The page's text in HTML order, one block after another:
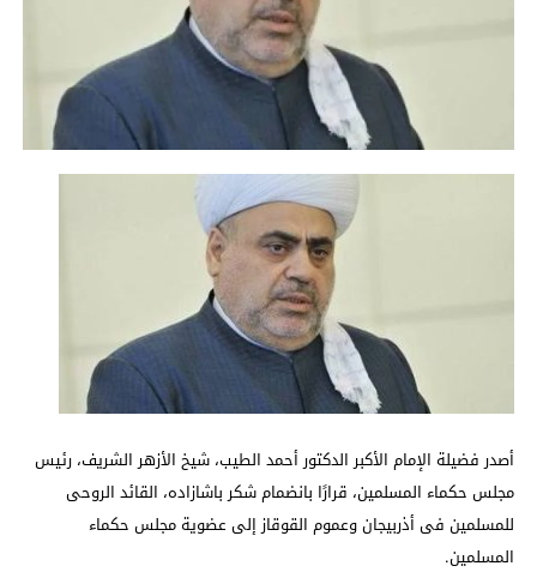
أصدر فضيلة الإمام الأكبر الدكتور أحمد الطيب، شيخ الأزهر الشريف، رئيس
مجلس حكماء المسلمين، قرارًا بانضمام شكر باشازاده، القائد الروحى
للمسلمين فى أذربيجان وعموم القوقاز إلى عضوية مجلس حكماء
المسلمين.